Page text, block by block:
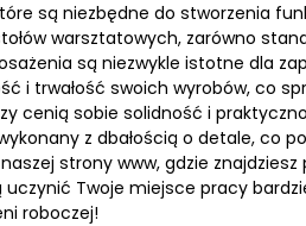
są niezbędne do stworzenia
warsztatowych, zarówno
są niezwykle istotne dla
i trwałość swoich wyrobów, co
cenią sobie solidność i
z dbałością o detale, co
strony www, gdzie znajdziesz
uczynić Twoje miejsce pracy
roboczej!